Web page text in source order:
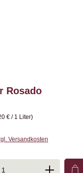
ein oder
Rosado
€ / 1 Liter)
Versandkosten
Gib den